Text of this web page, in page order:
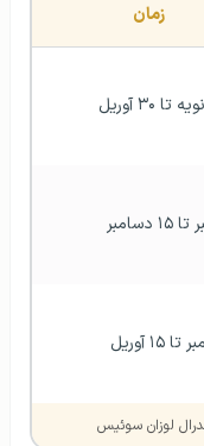
زمان
۳۰ آوریل
لوزان سوئيس